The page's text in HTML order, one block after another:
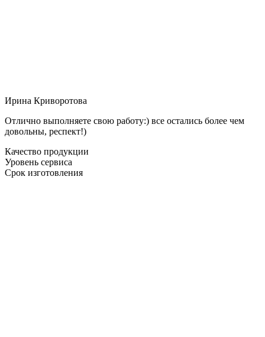
Ирина Криворотова
Отлично выполняете свою работу:) все остались более чем
довольны, респект!)
Качество продукции
Уровень сервиса
Срок изготовления